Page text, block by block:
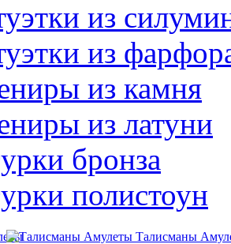
из
из
из камня
из латуни
бронза
полистоун
Талисманы